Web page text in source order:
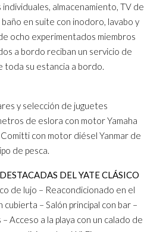
almacenamiento, TV de
en suite con inodoro, lavabo y
ocho experimentados miembros
a bordo reciban un servicio de
toda su estancia a bordo.
y selección de juguetes
de eslora con motor Yamaha
con motor diésel Yanmar de
de pesca.
DEL YATE CLÁSICO
de lujo – Reacondicionado en el
cubierta – Salón principal con bar –
Acceso a la playa con un calado de